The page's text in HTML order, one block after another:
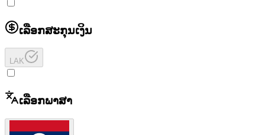
ເລືອກສະກຸນເງິນ
LAK
ເລືອກພາສາ